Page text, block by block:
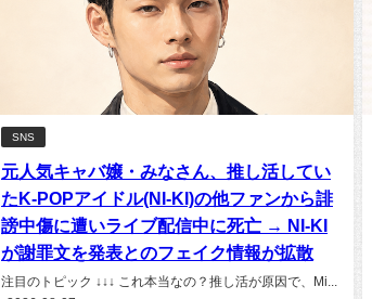
SNS
元人気キャバ嬢・みなさん、推し活してい
たK-POPアイドル(NI-KI)の他ファンから誹
謗中傷に遭いライブ配信中に死亡 → NI-KI
が謝罪文を発表とのフェイク情報が拡散
注目のトピック ↓↓↓ これ本当なの？推し活が原因で、Mi...